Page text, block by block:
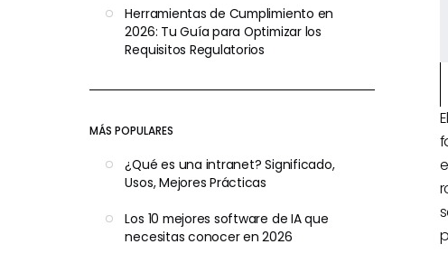
Herramientas de Cumplimiento en
2026: Tu Guía para Optimizar los
Requisitos Regulatorios
MÁS POPULARES
¿Qué es una intranet? Significado,
Usos, Mejores Prácticas
Los 10 mejores software de IA que
necesitas conocer en 2026